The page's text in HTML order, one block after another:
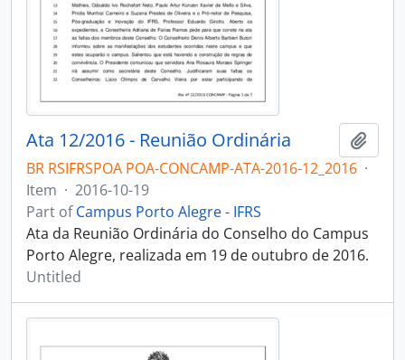
Ata 12/2016 - Reunião Ordinária
BR RSIFRSPOA POA-CONCAMP-ATA-2016-12_2016 ·
Item · 2016-10-19
Part ofCampus Porto Alegre - IFRS
Ata da Reunião Ordinária do Conselho do Campus
Porto Alegre, realizada em 19 de outubro de 2016.
Untitled